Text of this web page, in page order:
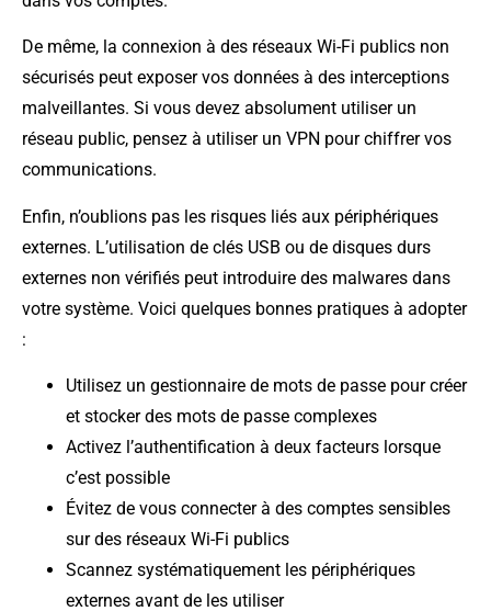
De même, la connexion à des réseaux Wi-Fi publics non
sécurisés peut exposer vos données à des interceptions
malveillantes. Si vous devez absolument utiliser un
réseau public, pensez à utiliser un VPN pour chiffrer vos
communications.
Enfin, n’oublions pas les risques liés aux périphériques
externes. L’utilisation de clés USB ou de disques durs
externes non vérifiés peut introduire des malwares dans
votre système. Voici quelques bonnes pratiques à adopter
:
Utilisez un gestionnaire de mots de passe pour créer
et stocker des mots de passe complexes
Activez l’authentification à deux facteurs lorsque
c’est possible
Évitez de vous connecter à des comptes sensibles
sur des réseaux Wi-Fi publics
Scannez systématiquement les périphériques
externes avant de les utiliser